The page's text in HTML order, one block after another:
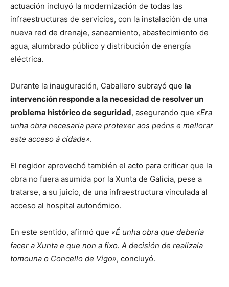
actuación incluyó la modernización de todas las
infraestructuras de servicios, con la instalación de una
nueva red de drenaje, saneamiento, abastecimiento de
agua, alumbrado público y distribución de energía
eléctrica.
Durante la inauguración, Caballero subrayó que la
intervención responde a la necesidad de resolver un
problema histórico de seguridad, asegurando que «Era
unha obra necesaria para protexer aos peóns e mellorar
este acceso á cidade».
El regidor aprovechó también el acto para criticar que la
obra no fuera asumida por la Xunta de Galicia, pese a
tratarse, a su juicio, de una infraestructura vinculada al
acceso al hospital autonómico.
En este sentido, afirmó que «É unha obra que debería
facer a Xunta e que non a fixo. A decisión de realizala
tomouna o Concello de Vigo», concluyó.